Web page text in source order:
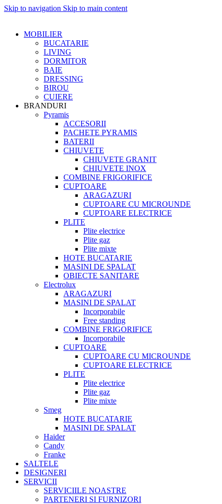
Skip to navigation Skip to main content
MOBILIER
BUCATARIE
LIVING
DORMITOR
BAIE
DRESSING
BIROU
CUIERE
BRANDURI
Pyramis
ACCESORII
PACHETE PYRAMIS
BATERII
CHIUVETE
CHIUVETE GRANIT
CHIUVETE INOX
COMBINE FRIGORIFICE
CUPTOARE
ARAGAZURI
CUPTOARE CU MICROUNDE
CUPTOARE ELECTRICE
PLITE
Plite electrice
Plite gaz
Plite mixte
HOTE BUCATARIE
MASINI DE SPALAT
OBIECTE SANITARE
Electrolux
ARAGAZURI
MASINI DE SPALAT
Incorporabile
Free standing
COMBINE FRIGORIFICE
Incorporabile
CUPTOARE
CUPTOARE CU MICROUNDE
CUPTOARE ELECTRICE
PLITE
Plite electrice
Plite gaz
Plite mixte
Smeg
HOTE BUCATARIE
MASINI DE SPALAT
Haider
Candy
Franke
SALTELE
DESIGNERI
SERVICII
SERVICIILE NOASTRE
PARTENERI SI FURNIZORI